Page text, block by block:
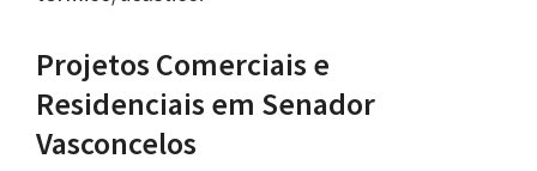
Projetos Comerciais e
Residenciais em Senador
Vasconcelos